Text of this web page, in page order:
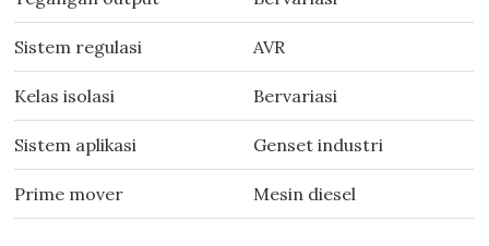
Sistem regulasi AVR
Kelas isolasi Bervariasi
Sistem aplikasi Genset industri
Prime mover Mesin diesel